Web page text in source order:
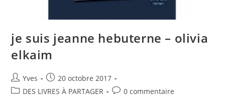
je suis jeanne hebuterne – olivia
elkaim
Yves
20 octobre 2017
DES LIVRES À PARTAGER
0 commentaire